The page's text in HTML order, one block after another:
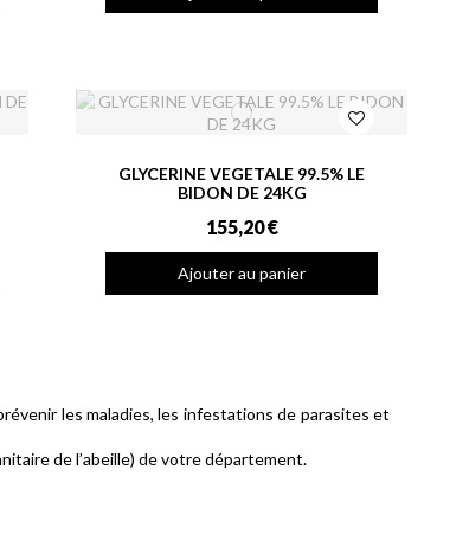
GLYCERINE VEGETALE 99.5% LE
BIDON DE 24KG
155,20 €
Ajouter au panier
les maladies, les infestations de parasites et
de l’abeille) de votre département.